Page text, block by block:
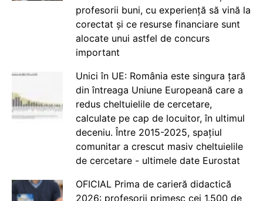
profesorii buni, cu experiență să vină la
corectat și ce resurse financiare sunt
alocate unui astfel de concurs
important
Unici în UE: România este singura țară
din întreaga Uniune Europeană care a
redus cheltuielile de cercetare,
calculate pe cap de locuitor, în ultimul
deceniu. Între 2015-2025, spațiul
comunitar a crescut masiv cheltuielile
de cercetare - ultimele date Eurostat
OFICIAL Prima de carieră didactică
2026: profesorii primesc cei 1.500 de